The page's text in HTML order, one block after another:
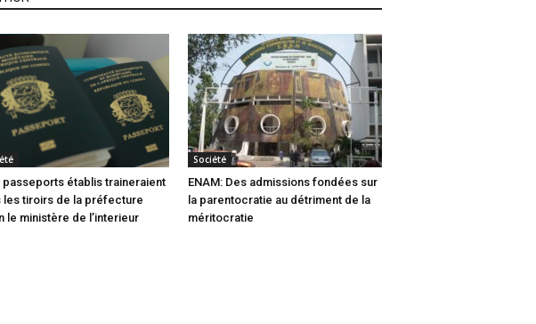
passeports établis traineraient
les tiroirs de la préfecture
le ministère de l’interieur
Société
ENAM: Des admissions fondées sur
la parentocratie au détriment de la
méritocratie